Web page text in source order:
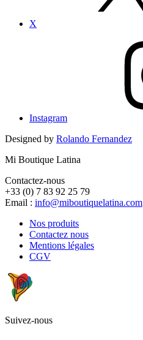
X
Instagram
Designed by Rolando Fernandez
Mi Boutique Latina
Contactez-nous
+33 (0) 7 83 92 25 79
Email : info@miboutiquelatina.com
Nos produits
Contactez nous
Mentions légales
CGV
Suivez-nous